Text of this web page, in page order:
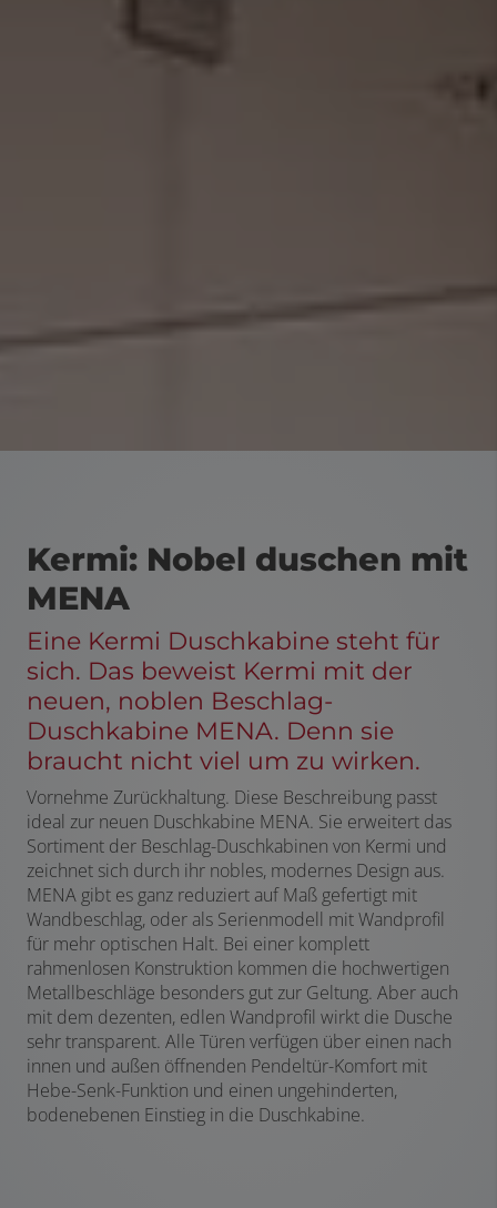
Kermi: Nobel duschen mit
MENA
Eine Kermi Duschkabine steht für
sich. Das beweist Kermi mit der
neuen, noblen Beschlag-
Duschkabine MENA. Denn sie
braucht nicht viel um zu wirken.
Vornehme Zurückhaltung. Diese Beschreibung passt
ideal zur neuen Duschkabine MENA. Sie erweitert das
Sortiment der Beschlag-Duschkabinen von Kermi und
zeichnet sich durch ihr nobles, modernes Design aus.
MENA gibt es ganz reduziert auf Maß gefertigt mit
Wandbeschlag, oder als Serienmodell mit Wandprofil
für mehr optischen Halt. Bei einer komplett
rahmenlosen Konstruktion kommen die hochwertigen
Metallbeschläge besonders gut zur Geltung. Aber auch
mit dem dezenten, edlen Wandprofil wirkt die Dusche
sehr transparent. Alle Türen verfügen über einen nach
innen und außen öffnenden Pendeltür-Komfort mit
Hebe-Senk-Funktion und einen ungehinderten,
bodenebenen Einstieg in die Duschkabine.